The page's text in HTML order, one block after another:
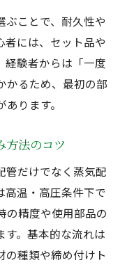
ぶことで、耐久性や
者には、セット品や
経験者からは「一度
かるため、最初の部
ります。
方法のコツ
管だけでなく蒸気配
高温・高圧条件下で
の精度や使用部品の
す。基本的な流れは
の種類や締め付けト